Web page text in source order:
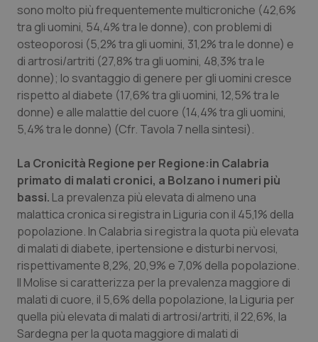
sono molto più frequentemente multicroniche (42,6%
tra gli uomini, 54,4% tra le donne), con problemi di
osteoporosi (5,2% tra gli uomini, 31,2% tra le donne) e
di artrosi/artriti (27,8% tra gli uomini, 48,3% tra le
donne); lo svantaggio di genere per gli uomini cresce
rispetto al diabete (17,6% tra gli uomini, 12,5% tra le
donne) e alle malattie del cuore (14,4% tra gli uomini,
5,4% tra le donne) (Cfr. Tavola 7 nella sintesi).
La Cronicità Regione per Regione:in Calabria
primato di malati cronici, a Bolzano i numeri più
bassi. La prevalenza più elevata di almeno una
malattica cronica si registra in Liguria con il 45,1% della
popolazione. In Calabria si registra la quota più elevata
di malati di diabete, ipertensione e disturbi nervosi,
rispettivamente 8,2%, 20,9% e 7,0% della popolazione.
Il Molise si caratterizza per la prevalenza maggiore di
malati di cuore, il 5,6% della popolazione, la Liguria per
quella più elevata di malati di artrosi/artriti, il 22,6%, la
Sardegna per la quota maggiore di malati di
Statistici
I cookie necessari contribuiscono a rendere fruibile il
sito web abilitandone funzionalità di base quali la
navigazione sulle pagine e l'accesso alle aree protette
del sito. Il sito web non è in grado di funzionare
Nome
Fornitore/Dominio
VISITOR_PRIVACY_METADATA
YouTube
.youtube.com